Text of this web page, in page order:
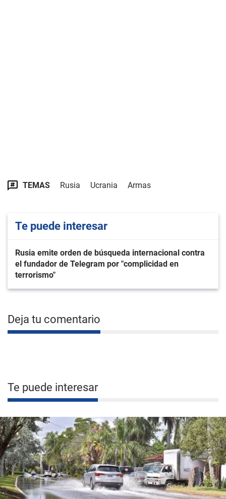
TEMAS Rusia Ucrania Armas
Te puede interesar
Rusia emite orden de búsqueda internacional contra
el fundador de Telegram por "complicidad en
terrorismo"
Deja tu comentario
Te puede interesar